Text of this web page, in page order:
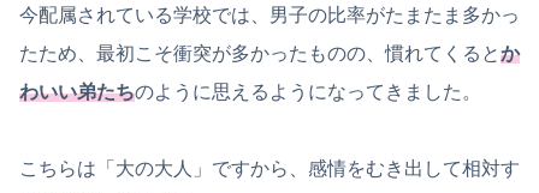
今配属されている学校では、男子の比率がたまたま多かっ
たため、最初こそ衝突が多かったものの、慣れてくるとか
わいい弟たちのように思えるようになってきました。
こちらは「大の大人」ですから、感情をむき出して相対す